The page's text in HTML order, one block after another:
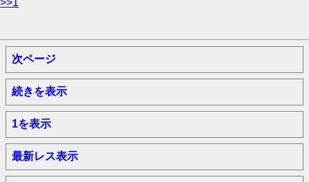
>>1
次ページ
続きを表示
1を表示
最新レス表示